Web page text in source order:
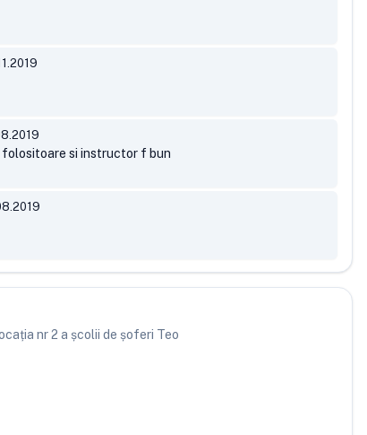
si instructor f bun
nr 2 a școlii de șoferi Teo